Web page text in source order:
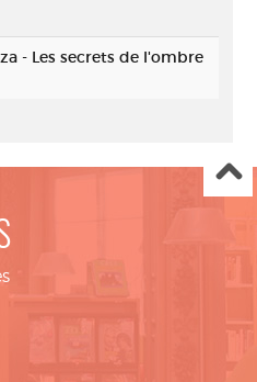
- Les secrets de l'ombre